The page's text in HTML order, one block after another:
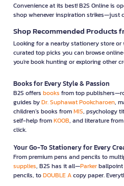
Convenience at its best! B2S Online is
shop whenever inspiration strikes—just
Shop Recommended Products
Looking for a nearby stationery store or
curated top picks you can browse
you're book hunting or exploring other
Books for Every Style & Passion
B2S offers books from top
guides byDr. Suphawat Pookcharoen,
children’s books fromMIS, psychology
self-help fromKOOB, and literature from
click.
Your Go-To Stationery for Every
From premium pens and pencils to
supplies, B2S has it all—Parkerballpoint
pencils, toDOUBLE Acopy paper.